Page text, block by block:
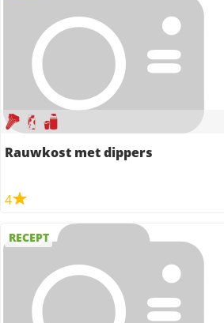
Rauwkost met dippers
4
RECEPT